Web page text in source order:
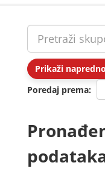
Prikaži
Poredaj prema